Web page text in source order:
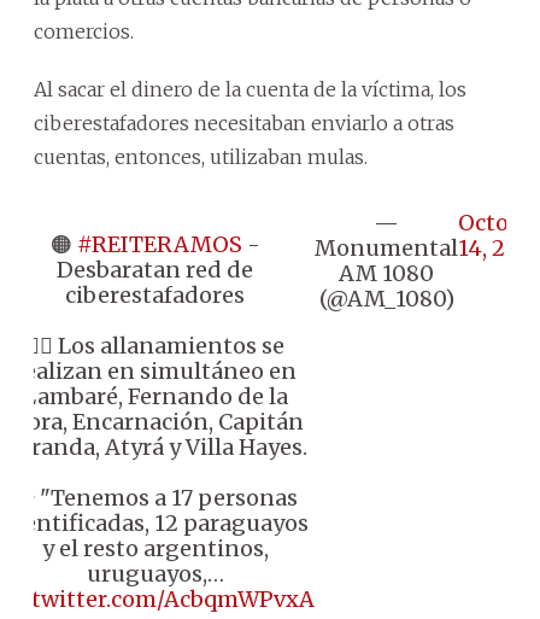
comercios.
Al sacar el dinero de la cuenta de la víctima, los
ciberestafadores necesitaban enviarlo a otras
cuentas, entonces, utilizaban mulas.
🟠 #REITERAMOS -
Desbaratan red de
ciberestafadores
👉🏼 Los allanamientos se
realizan en simultáneo en
Lambaré, Fernando de la
Mora, Encarnación, Capitán
Miranda, Atyrá y Villa Hayes.
🗣️ "Tenemos a 17 personas
identificadas, 12 paraguayos
y el resto argentinos,
uruguayos,…
AcbqmWPvxA
—
Monumental
AM 1080
(@AM_1080)
14,